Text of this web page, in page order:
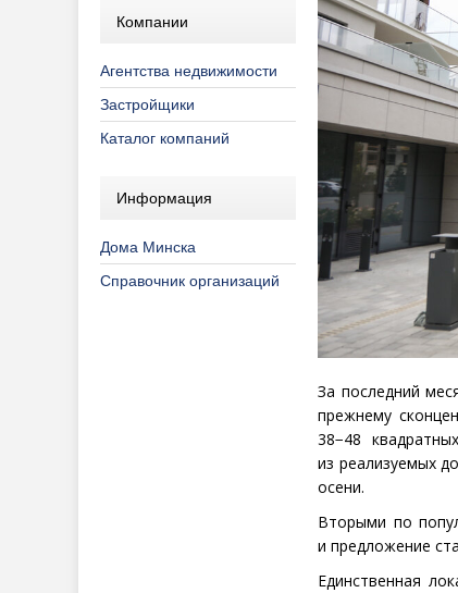
Компании
Агентства недвижимости
Застройщики
Каталог компаний
Информация
Дома Минска
Справочник организаций
За последний
прежнему
38−48
из реализуемых
осени.
Вторыми по
и предложение
Единственная